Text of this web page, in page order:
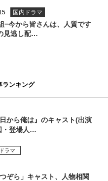
国内ドラマ
−今から皆さんは、人質です
見逃し配…
ランキング
から俺は』のキャスト(出演
・登場人…
ラマ
ぞら」キャスト、人物相関